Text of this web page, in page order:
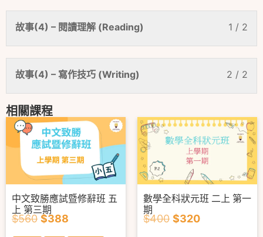
1 / 2
故事(4) – 閱讀理解 (Reading)
2 / 2
故事(4) – 寫作技巧 (Writing)
相關課程
中文致勝應試暨修辭班 五
上 第三期
$560 $388
數學全科狀元班 二上 第一
期
$400 $320